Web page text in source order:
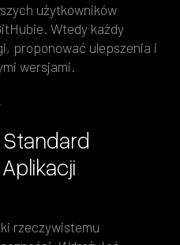
użytkowników
Wtedy każdy
proponować ulepszenia i
wersjami.
rzeczywistemu